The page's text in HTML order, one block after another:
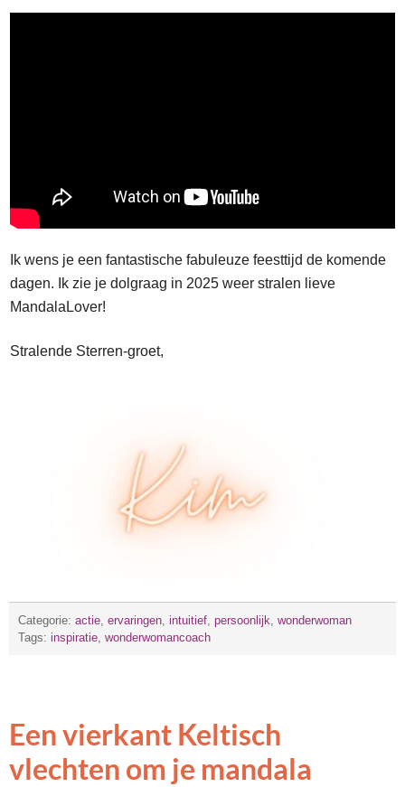
Ik wens je een fantastische fabuleuze feesttijd de komende
dagen. Ik zie je dolgraag in 2025 weer stralen lieve
MandalaLover!
Stralende Sterren-groet,
Categorie: actie ervaringen intuitief persoonlijk wonderwoman
Tags: inspiratie wonderwomancoach
Een vierkant Keltisch
vlechten om je mandala